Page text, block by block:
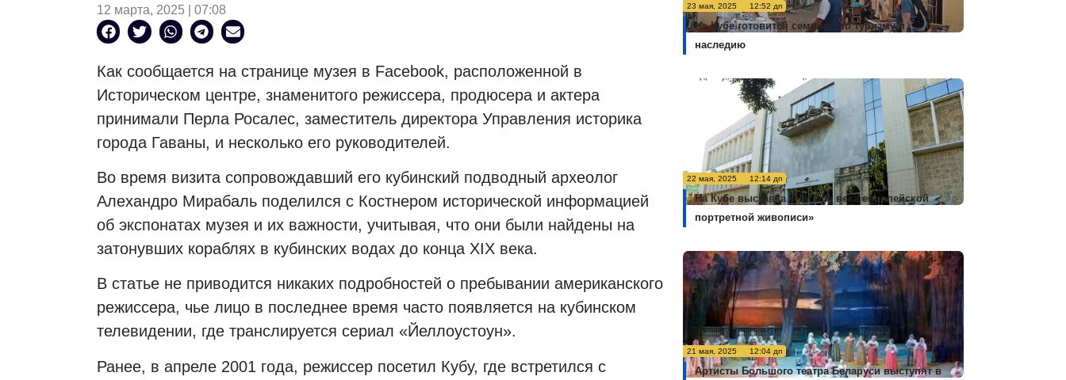
12 марта, 2025 | 07:08
Как сообщается на странице музея в Facebook, расположенной в
Историческом центре, знаменитого режиссера, продюсера и актера
принимали Перла Росалес, заместитель директора Управления историка
города Гаваны, и несколько его руководителей.
Во время визита сопровождавший его кубинский подводный археолог
Алехандро Мирабаль поделился с Костнером исторической информацией
об экспонатах музея и их важности, учитывая, что они были найдены на
затонувших кораблях в кубинских водах до конца XIX века.
В статье не приводится никаких подробностей о пребывании американского
режиссера, чье лицо в последнее время часто появляется на кубинском
телевидении, где транслируется сериал «Йеллоустоун».
Ранее, в апреле 2001 года, режиссер посетил Кубу, где встретился с
23 мая, 2025 12:52 дп
На Кубе готовится семинар по туризму и
наследию
22 мая, 2025 12:14 дп
На Кубе выставка «Четыре века европейской
портретной живописи»
21 мая, 2025 12:04 дп
Артисты Большого театра Беларуси выступят в